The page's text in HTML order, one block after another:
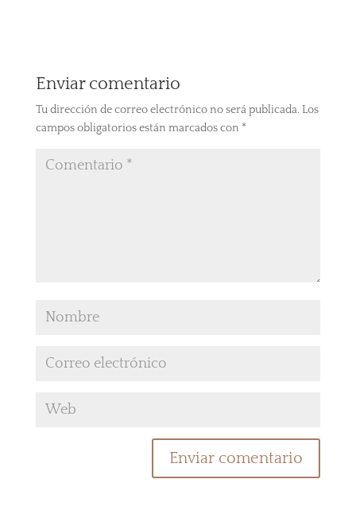
Enviar comentario
Tu dirección de correo electrónico no será publicada. Los
campos obligatorios están marcados con *